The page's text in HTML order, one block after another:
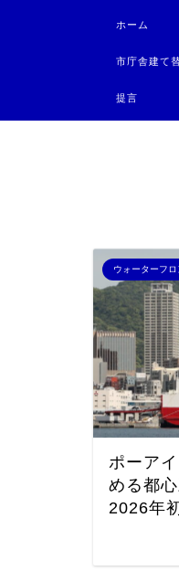
ホーム
市庁舎建て
提言
ウォーターフロ
ポーア
める都
2026年